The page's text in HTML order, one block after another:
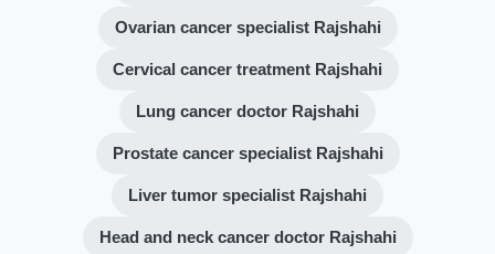
Ovarian cancer specialist Rajshahi
Cervical cancer treatment Rajshahi
Lung cancer doctor Rajshahi
Prostate cancer specialist Rajshahi
Liver tumor specialist Rajshahi
Head and neck cancer doctor Rajshahi